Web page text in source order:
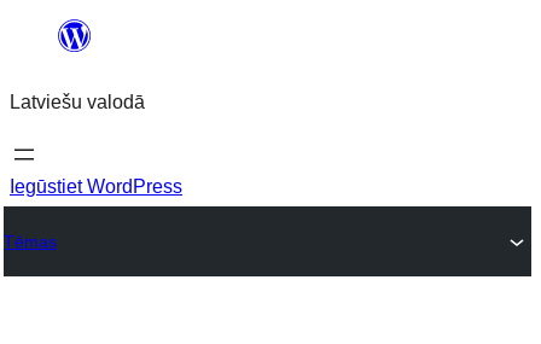
Pāriet
saturu
Latviešu valodā
Iegūstiet WordPress
Tēmas